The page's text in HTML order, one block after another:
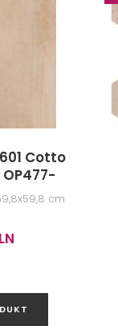
Cotto
cm